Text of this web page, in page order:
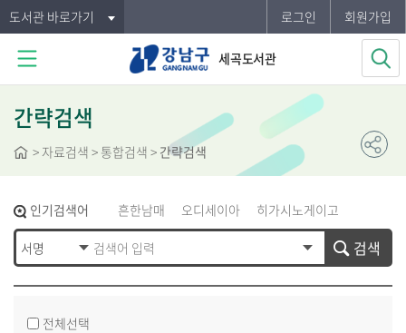
도서관 바로가기 로그인 회원가입
세곡도서관
간략검색
> 자료검색 > 통합검색 > 간략검색
인기검색어 흔한남매 오디세이아
히가시노게이고
그리스로마신화
오디세이
프로젝트헤일메리
삼국지
검색
전체선택